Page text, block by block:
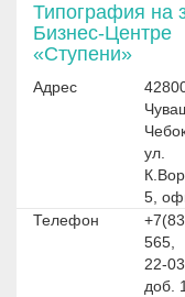
Типография на
Бизнес-Центре
«Ступени»
Адрес
ул.
5,
Телефон
565,
22-
доб.